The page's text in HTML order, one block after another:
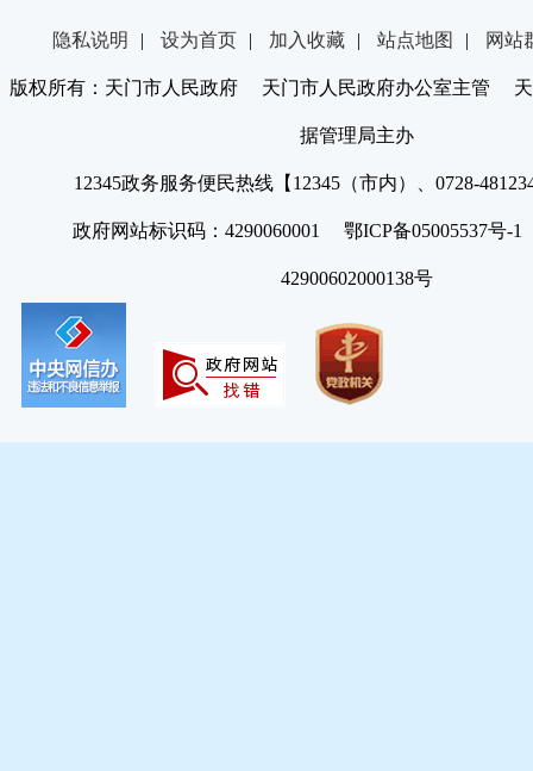
隐私说明 | 设为首页 | 加入收藏 | 站点地图 | 网站
版权所有：天门市人民政府 天门市人民政府办公室主管 天
据管理局主办
12345政务服务便民热线【12345（市内）、0728-
政府网站标识码：4290060001 鄂ICP备05005537号
42900602000138号